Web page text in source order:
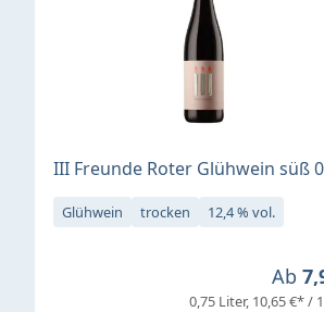
III Freunde Roter Glühwein süß
Glühwein trocken 12,4 % vol.
Ab
0,75 Liter 10,65 €* /